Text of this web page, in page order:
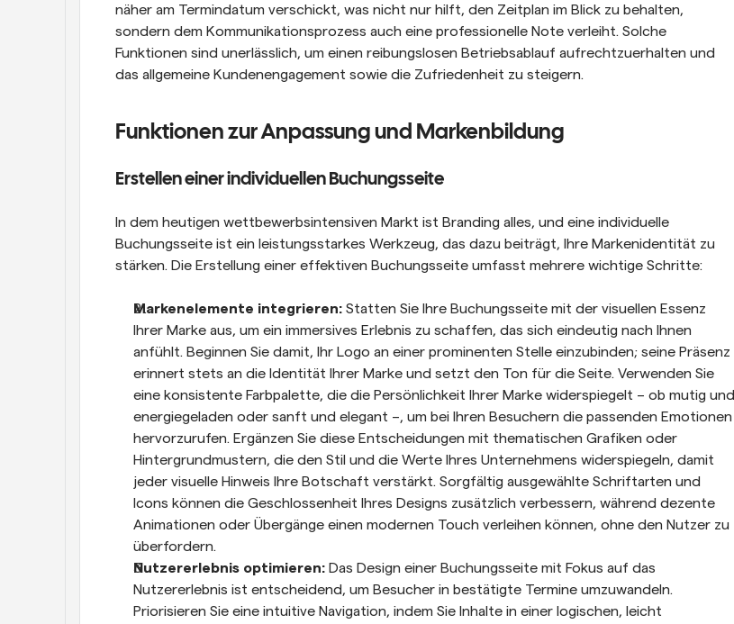
näher am Termindatum verschickt, was nicht nur hilft, den Zeitplan im Blick zu behalten,
sondern dem Kommunikationsprozess auch eine professionelle Note verleiht. Solche
Funktionen sind unerlässlich, um einen reibungslosen Betriebsablauf aufrechtzuerhalten und
das allgemeine Kundenengagement sowie die Zufriedenheit zu steigern.
Funktionen zur Anpassung und Markenbildung
Erstellen einer individuellen Buchungsseite
In dem heutigen wettbewerbsintensiven Markt ist Branding alles, und eine individuelle
Buchungsseite ist ein leistungsstarkes Werkzeug, das dazu beiträgt, Ihre Markenidentität zu
stärken. Die Erstellung einer effektiven Buchungsseite umfasst mehrere wichtige Schritte:
Markenelemente integrieren: Statten Sie Ihre Buchungsseite mit der visuellen Essenz
Ihrer Marke aus, um ein immersives Erlebnis zu schaffen, das sich eindeutig nach Ihnen
anfühlt. Beginnen Sie damit, Ihr Logo an einer prominenten Stelle einzubinden; seine Präsenz
erinnert stets an die Identität Ihrer Marke und setzt den Ton für die Seite. Verwenden Sie
eine konsistente Farbpalette, die die Persönlichkeit Ihrer Marke widerspiegelt – ob mutig und
energiegeladen oder sanft und elegant –, um bei Ihren Besuchern die passenden Emotionen
hervorzurufen. Ergänzen Sie diese Entscheidungen mit thematischen Grafiken oder
Hintergrundmustern, die den Stil und die Werte Ihres Unternehmens widerspiegeln, damit
jeder visuelle Hinweis Ihre Botschaft verstärkt. Sorgfältig ausgewählte Schriftarten und
Icons können die Geschlossenheit Ihres Designs zusätzlich verbessern, während dezente
Animationen oder Übergänge einen modernen Touch verleihen können, ohne den Nutzer zu
überfordern.
Nutzererlebnis optimieren: Das Design einer Buchungsseite mit Fokus auf das
Nutzererlebnis ist entscheidend, um Besucher in bestätigte Termine umzuwandeln.
Priorisieren Sie eine intuitive Navigation, indem Sie Inhalte in einer logischen, leicht